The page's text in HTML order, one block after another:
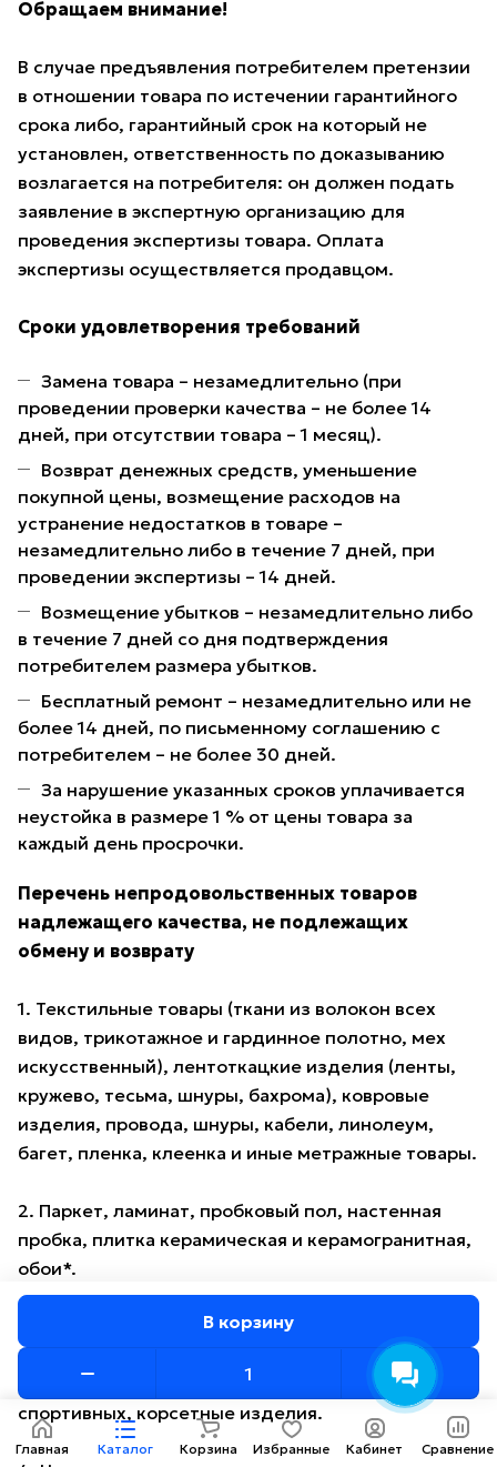
В корзину
Обращаем внимание!
В случае предъявления потребителем претензии
в отношении товара по истечении гарантийного
срока либо, гарантийный срок на который не
установлен, ответственность по доказыванию
возлагается на потребителя: он должен подать
заявление в экспертную организацию для
проведения экспертизы товара. Оплата
экспертизы осуществляется продавцом.
Сроки удовлетворения требований
Замена товара – незамедлительно (при
проведении проверки качества – не более 14
дней, при отсутствии товара – 1 месяц).
Возврат денежных средств, уменьшение
покупной цены, возмещение расходов на
устранение недостатков в товаре –
незамедлительно либо в течение 7 дней, при
проведении экспертизы – 14 дней.
Возмещение убытков – незамедлительно либо
в течение 7 дней со дня подтверждения
потребителем размера убытков.
Бесплатный ремонт – незамедлительно или не
более 14 дней, по письменному соглашению с
потребителем – не более 30 дней.
За нарушение указанных сроков уплачивается
неустойка в размере 1 % от цены товара за
каждый день просрочки.
Перечень непродовольственных товаров
надлежащего качества, не подлежащих
обмену и возврату
1. Текстильные товары (ткани из волокон всех
видов, трикотажное и гардинное полотно, мех
искусственный), лентоткацкие изделия (ленты,
кружево, тесьма, шнуры, бахрома), ковровые
изделия, провода, шнуры, кабели, линолеум,
багет, пленка, клеенка и иные метражные товары.
2. Паркет, ламинат, пробковый пол, настенная
пробка, плитка керамическая и керамогранитная,
обои*.
3. Белье нательное, белье для новорожденных и
детей ясельного возраста из всех видов тканей,
бельевые трикотажные изделия, кроме
спортивных, корсетные изделия.
Главная Каталог Корзина Избранные Кабинет Сравнение